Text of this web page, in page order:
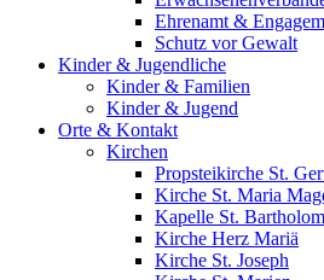
Ehrenamt &
Schutz vor Gewalt
Kinder & Jugendliche
Kinder & Familien
Kinder & Jugend
Orte & Kontakt
Kirchen
Propsteikirche St.
Kirche St. Maria
Kapelle St.
Kirche Herz Mariä
Kirche St. Joseph